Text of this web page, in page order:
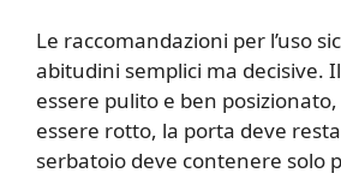
Le raccomandazioni per l’uso
abitudini semplici ma decisive.
essere pulito e ben
essere rotto, la porta deve
serbatoio deve contenere solo